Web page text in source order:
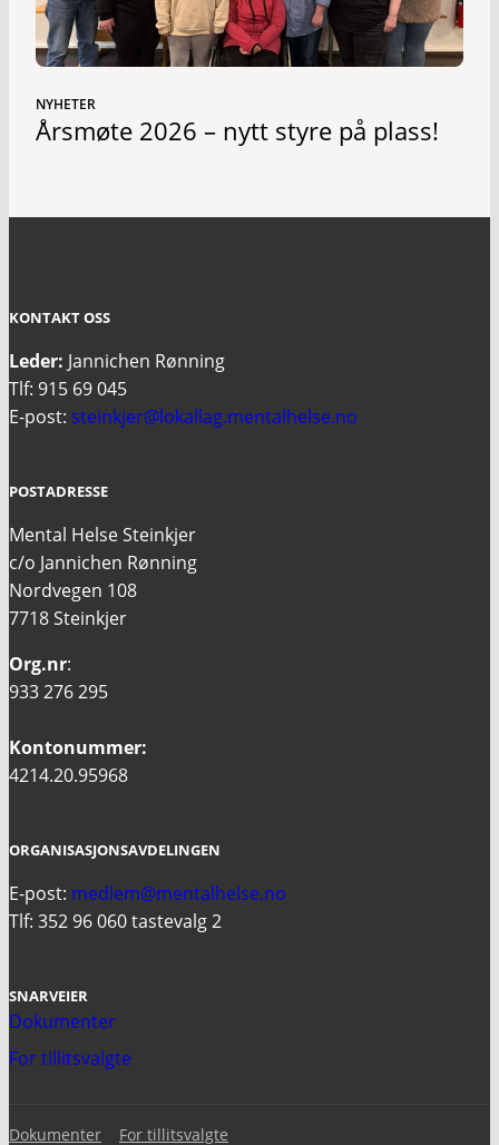
NYHETER
Årsmøte 2026 – nytt styre på plass!
KONTAKT OSS
Leder: Jannichen Rønning
Tlf: 915 69 045
E-post: steinkjer@lokallag.mentalhelse.no
POSTADRESSE
Mental Helse Steinkjer
c/o Jannichen Rønning
Nordvegen 108
7718 Steinkjer
Org.nr:
933 276 295
Kontonummer:
4214.20.95968
ORGANISASJONSAVDELINGEN
E-post: medlem@mentalhelse.no
Tlf: 352 96 060 tastevalg 2
SNARVEIER
Dokumenter
For tillitsvalgte
Dokumenter For tillitsvalgte